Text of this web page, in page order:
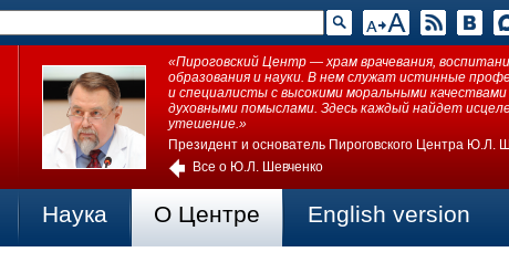
«Пироговский Центр — храм врачевания,
образования и науки. В нем служат истинные
и специалисты с высокими моральными качествами
духовными помыслами. Здесь каждый найдет
утешение.»
Президент и основатель Пироговского Центра Ю.Л.
Все о Ю.Л. Шевченко
Наука О Центре English version